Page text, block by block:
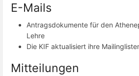
E-Mails
Antragsdokumente für den
Lehre
Die KIF aktualisiert ihre
Mitteilungen